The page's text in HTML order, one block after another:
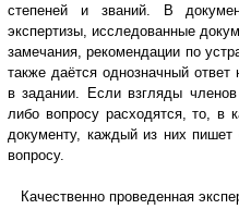
степеней и званий. В
экспертизы, исследованные
замечания, рекомендации по
также даётся однозначный
в задании. Если взгляды
либо вопросу расходятся, то, в
документу, каждый из них
вопросу.
Качественно проведенная